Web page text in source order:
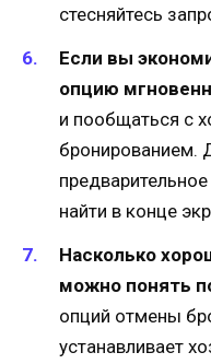
стесняйтесь
Если вы
опцию
и пообщаться с
бронированием.
найти в конце
Насколько
можно понять
опций отмены
устанавливает